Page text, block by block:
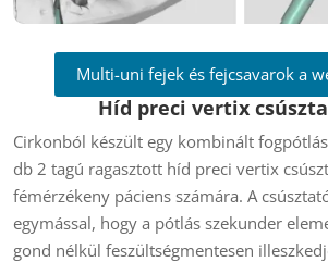
Multi-uni fejek és fejcsavarok a
Híd preci vertix
Cirkonból készült egy kombinált
db 2 tagú ragasztott híd preci vertix
fémérzékeny páciens számára. A
egymással, hogy a pótlás szekunder
gond nélkül feszültségmentesen